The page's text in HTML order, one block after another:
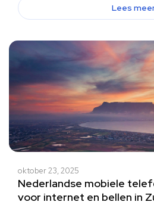
Lees
oktober 23, 2025
Nederlandse mobiele
voor internet en bellen in